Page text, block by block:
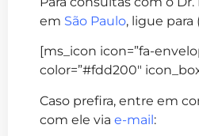
em São Paulo, ligue para
[ms_icon icon=”fa-
color=”#fdd200″
Caso prefira, entre em
com ele via e-mail: